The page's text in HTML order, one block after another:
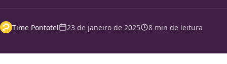
Time Pontotel 23 de janeiro de 2025 8 min de leitura